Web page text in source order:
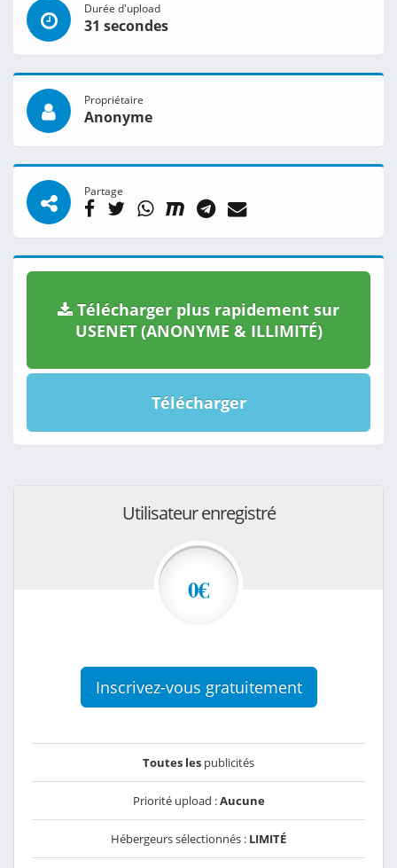
Durée d'upload
31 secondes
Propriétaire
Anonyme
Partage
Télécharger plus rapidement sur
USENET (ANONYME & ILLIMITÉ)
Télécharger
Utilisateur enregistré
0€
Inscrivez-vous gratuitement
Toutes les publicités
Priorité upload :Aucune
Hébergeurs sélectionnés : LIMITÉ